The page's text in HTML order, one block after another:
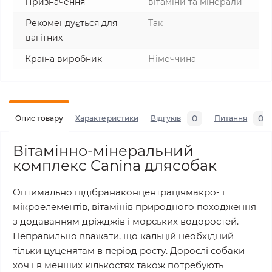
Рекомендується для
вагітних
Так
Країна виробник Німеччина
Опис товару Характеристики Відгуків 0 Питання 0
Вітамінно-мінеральний
комплекс Canina длясобак
Оптимально підібранаконцентраціямакро- і
мікроелементів, вітамінів природного походження
з додаванням дріжджів і морських водоростей.
Неправильно вважати, що кальцій необхідний
тільки цуценятам в період росту. Дорослі собаки
хоч і в менших кількостях також потребують